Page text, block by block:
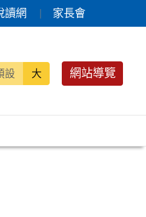
讀網 家長會
設 大 網站導覽